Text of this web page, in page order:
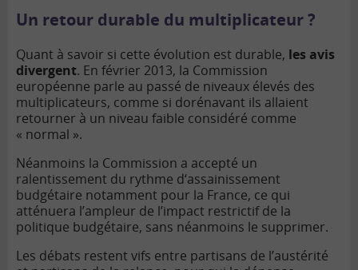
Un retour durable du multiplicateur ?
Quant à savoir si cette évolution est durable, les avis
divergent. En février 2013, la Commission
européenne parle au passé de niveaux élevés des
multiplicateurs, comme si dorénavant ils allaient
retourner à un niveau faible considéré comme
« normal ».
Néanmoins la Commission a accepté un
ralentissement du rythme d‘assainissement
budgétaire notamment pour la France, ce qui
atténuera l’ampleur de l’impact restrictif de la
politique budgétaire, sans néanmoins le supprimer.
Les débats restent vifs entre partisans de l’austérité